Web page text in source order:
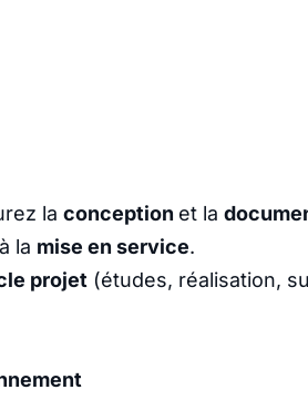
la conception et la
la mise en service.
projet (études, réalisation,